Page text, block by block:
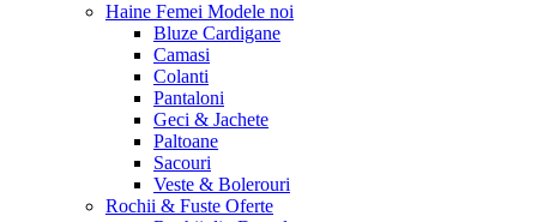
Haine Femei Modele noi
Bluze Cardigane
Camasi
Colanti
Pantaloni
Geci & Jachete
Paltoane
Sacouri
Veste & Bolerouri
Rochii & Fuste Oferte